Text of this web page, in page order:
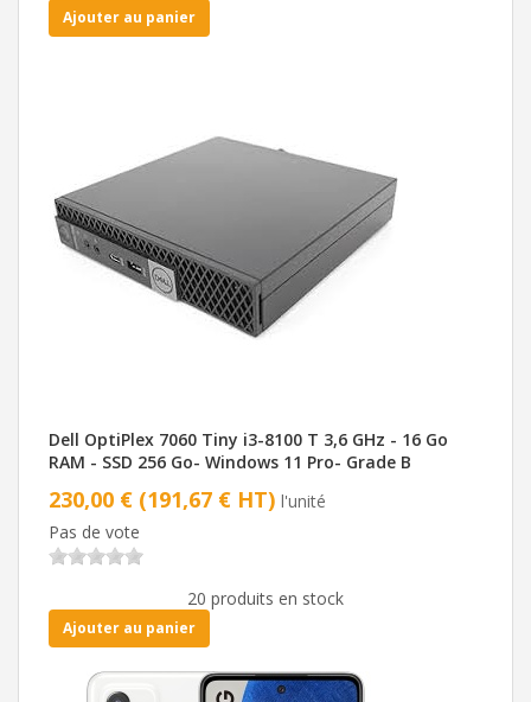
Ajouter au panier
Dell OptiPlex 7060 Tiny i3-8100 T 3,6 GHz - 16 Go
RAM - SSD 256 Go- Windows 11 Pro- Grade B
230,00 € (191,67 € HT) l'unité
Pas de vote
20 produits en stock
Ajouter au panier